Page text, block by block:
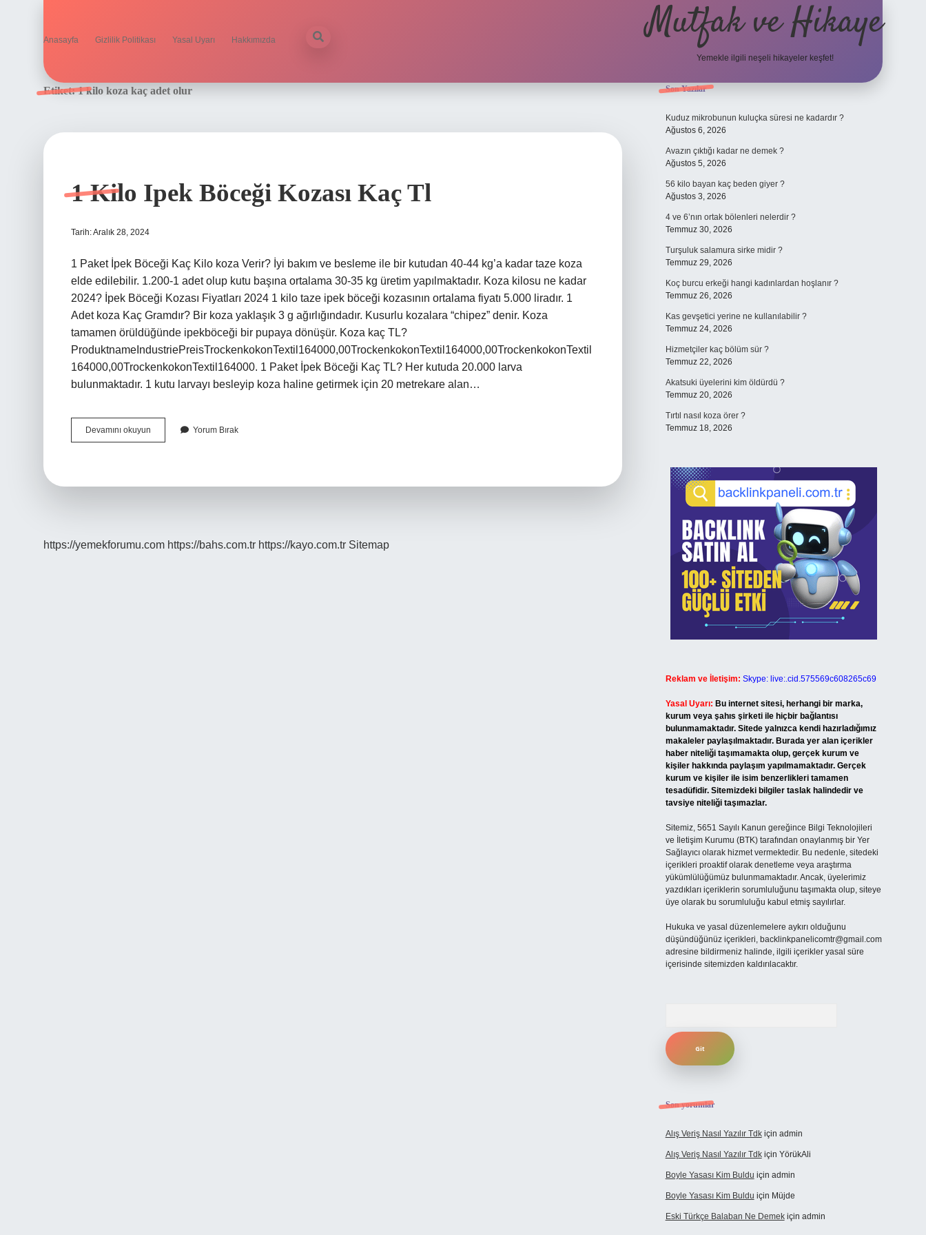
Anasayfa Gizlilik Politikası Yasal Uyarı Hakkımızda Mutfak ve Hikaye
Yemekle ilgili neşeli hikayeler keşfet!
Etiket:1 kilo koza kaç adet olur
1 Kilo Ipek Böceği Kozası Kaç Tl
Tarih: Aralık 28, 2024
1 Paket İpek Böceği Kaç Kilo koza Verir? İyi bakım ve besleme ile bir kutudan 40-44 kg’a kadar taze koza
elde edilebilir. 1.200-1 adet olup kutu başına ortalama 30-35 kg üretim yapılmaktadır. Koza kilosu ne kadar
2024? İpek Böceği Kozası Fiyatları 2024 1 kilo taze ipek böceği kozasının ortalama fiyatı 5.000 liradır. 1
Adet koza Kaç Gramdır? Bir koza yaklaşık 3 g ağırlığındadır. Kusurlu kozalara “chipez” denir. Koza
tamamen örüldüğünde ipekböceği bir pupaya dönüşür. Koza kaç TL?
ProduktnameIndustriePreisTrockenkokonTextil164000,00TrockenkokonTextil164000,00TrockenkokonTextil
164000,00TrockenkokonTextil164000. 1 Paket İpek Böceği Kaç TL? Her kutuda 20.000 larva
bulunmaktadır. 1 kutu larvayı besleyip koza haline getirmek için 20 metrekare alan…
Devamını okuyun
Kilo
Yorum Bırak
https://yemekforumu.com https://bahs.com.tr https://kayo.com.tr Sitemap
Sidebar
Son Yazılar
Kuduz mikrobunun kuluçka süresi ne kadardır ?
Ağustos 6, 2026
Avazın çıktığı kadar ne demek ?
Ağustos 5, 2026
56 kilo bayan kaç beden giyer ?
Ağustos 3, 2026
4 ve 6’nın ortak bölenleri nelerdir ?
Temmuz 30, 2026
Turşuluk salamura sirke midir ?
Temmuz 29, 2026
Koç burcu erkeği hangi kadınlardan hoşlanır ?
Temmuz 26, 2026
Kas gevşetici yerine ne kullanılabilir ?
Temmuz 24, 2026
Hizmetçiler kaç bölüm sür ?
Temmuz 22, 2026
Akatsuki üyelerini kim öldürdü ?
Temmuz 20, 2026
Tırtıl nasıl koza örer ?
Temmuz 18, 2026
Reklam ve İletişim: Skype: live:.cid.575569c608265c69
Yasal Uyarı: Bu internet sitesi, herhangi bir marka,
kurum veya şahıs şirketi ile hiçbir bağlantısı
bulunmamaktadır. Sitede yalnızca kendi hazırladığımız
makaleler paylaşılmaktadır. Burada yer alan içerikler
haber niteliği taşımamakta olup, gerçek kurum ve
kişiler hakkında paylaşım yapılmamaktadır. Gerçek
kurum ve kişiler ile isim benzerlikleri tamamen
tesadüfidir. Sitemizdeki bilgiler taslak halindedir ve
tavsiye niteliği taşımazlar.
Sitemiz, 5651 Sayılı Kanun gereğince Bilgi Teknolojileri
ve İletişim Kurumu (BTK) tarafından onaylanmış bir Yer
Sağlayıcı olarak hizmet vermektedir. Bu nedenle, sitedeki
içerikleri proaktif olarak denetleme veya araştırma
yükümlülüğümüz bulunmamaktadır. Ancak, üyelerimiz
yazdıkları içeriklerin sorumluluğunu taşımakta olup, siteye
üye olarak bu sorumluluğu kabul etmiş sayılırlar.
Hukuka ve yasal düzenlemelere aykırı olduğunu
düşündüğünüz içerikleri, backlinkpanelicomtr@gmail.com
adresine bildirmeniz halinde, ilgili içerikler yasal süre
içerisinde sitemizden kaldırılacaktır.
Son yorumlar
Alış Veriş Nasıl Yazılır Tdkiçin admin
Alış Veriş Nasıl Yazılır Tdkiçin YörükAli
Boyle Yasası Kim Buldu için admin
Boyle Yasası Kim Buldu için Müjde
Eski Türkçe Balaban Ne Demekiçin admin